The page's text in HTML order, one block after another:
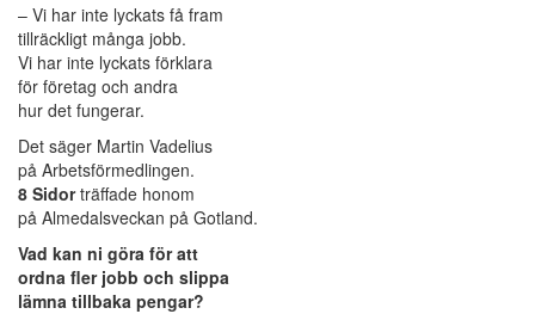
– Vi har inte lyckats få fram
tillräckligt många jobb.
Vi har inte lyckats förklara
för företag och andra
hur det fungerar.
Det säger Martin Vadelius
på Arbetsförmedlingen.
8 Sidorträffade honom
på Almedalsveckan på Gotland.
Vad kan ni göra för att
ordna fler jobb och slippa
lämna tillbaka pengar?